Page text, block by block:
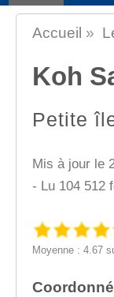
Accueil »
Koh
Petite
Mis à jour le
- Lu 104 512
Moyenne : 4.67